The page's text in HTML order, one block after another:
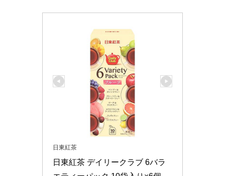
日東紅茶
日東紅茶 デイリークラブ 6バラ